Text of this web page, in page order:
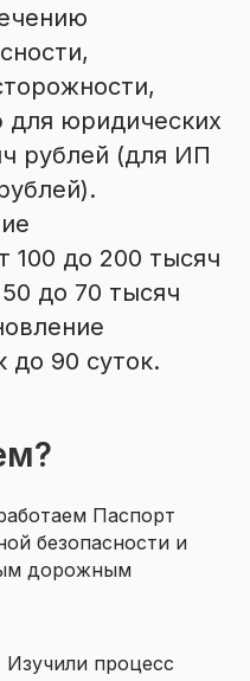
юридических
рублей (для ИП
100 до 200 тысяч
до 70 тысяч
до 90 суток.
Паспорт
безопасности и
дорожным
процесс